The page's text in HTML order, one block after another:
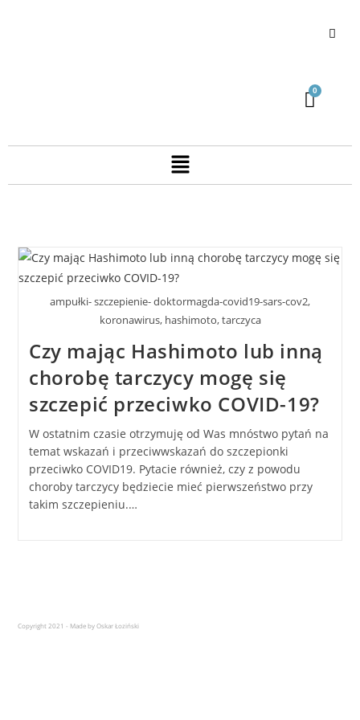
ampułki- szczepienie- doktormagda-covid19-sars-cov2,
koronawirus, hashimoto, tarczyca
Czy mając Hashimoto lub inną
chorobę tarczycy mogę się
szczepić przeciwko COVID-19?
W ostatnim czasie otrzymuję od Was mnóstwo pytań na
temat wskazań i przeciwwskazań do szczepionki
przeciwko COVID19. Pytacie również, czy z powodu
choroby tarczycy będziecie mieć pierwszeństwo przy
takim szczepieniu.…
Copyright 2021 - Made by Oskar Łoziński